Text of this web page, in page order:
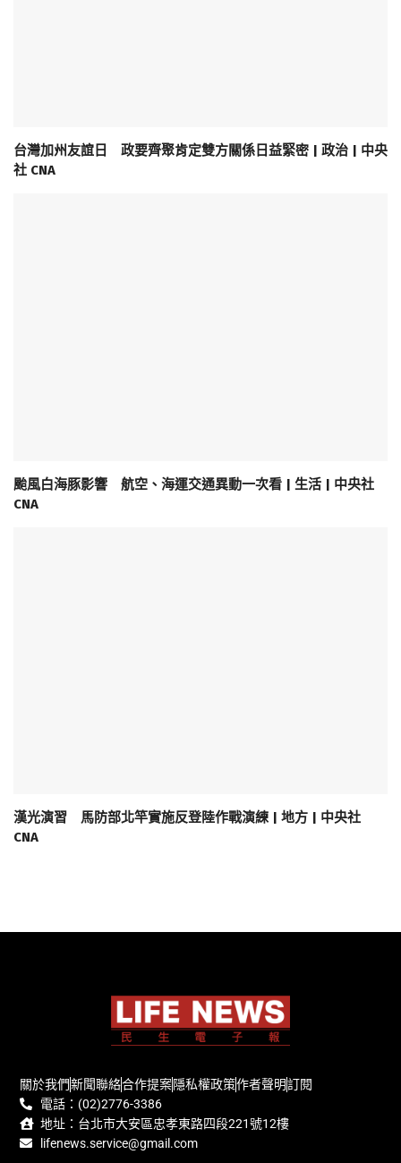
台灣加州友誼日 政要齊聚肯定雙方關係日益緊密 | 政治 | 中央
社 CNA
颱風白海豚影響 航空、海運交通異動一次看 | 生活 | 中央社
CNA
漢光演習 馬防部北竿實施反登陸作戰演練 | 地方 | 中央社
CNA
關於我們新聞聯絡合作提案隱私權政策作者聲明訂閱
電話：(02)2776-3386
地址：台北市大安區忠孝東路四段221號12樓
lifenews.service@gmail.com